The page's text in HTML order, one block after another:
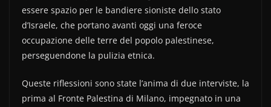
essere spazio per le bandiere sioniste dello stato
d’Israele, che portano avanti oggi una feroce
occupazione delle terre del popolo palestinese,
perseguendone la pulizia etnica.
Queste riflessioni sono state l’anima di due interviste, la
prima al Fronte Palestina di Milano, impegnato in una